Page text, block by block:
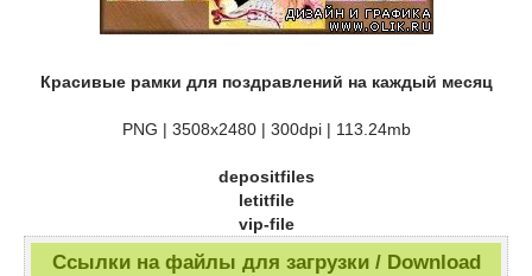
Красивые рамки для поздравлений на каждый месяц
PNG | 3508х2480 | 300dpi | 113.24mb
depositfiles
letitfile
vip-file
Ссылки на файлы для загрузки / Download